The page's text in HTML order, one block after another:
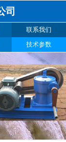
司
联系我们
技术参数